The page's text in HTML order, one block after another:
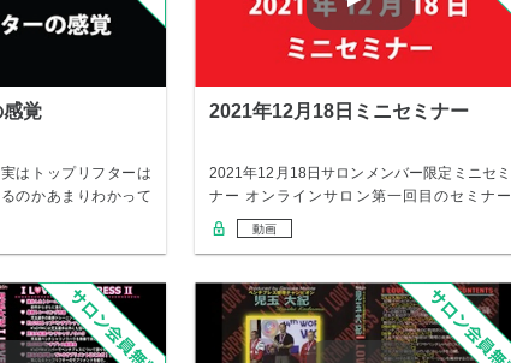
感覚
はトップリフターは
のかあまりわかって
2021年12月18日ミニセミナー
2021年12月18日サロンメンバー限定ミニセミ
ナー オンラインサロン第一回目のセミナー
は…
動画